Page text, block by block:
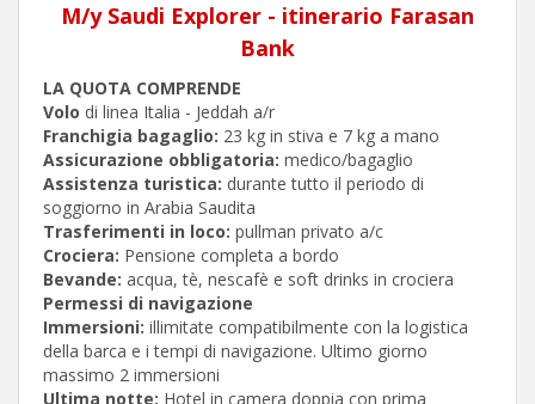
M/y Saudi Explorer - itinerario Farasan
Bank
LA QUOTA COMPRENDE
Volo di linea Italia - Jeddah a/r
Franchigia bagaglio: 23 kg in stiva e 7 kg a mano
Assicurazione obbligatoria: medico/bagaglio
Assistenza turistica: durante tutto il periodo di
soggiorno in Arabia Saudita
Trasferimenti in loco: pullman privato a/c
Crociera: Pensione completa a bordo
Bevande: acqua, tè, nescafè e soft drinks in crociera
Permessi di navigazione
Immersioni: illimitate compatibilmente con la logistica
della barca e i tempi di navigazione. Ultimo giorno
massimo 2 immersioni
Ultima notte: Hotel in camera doppia con prima